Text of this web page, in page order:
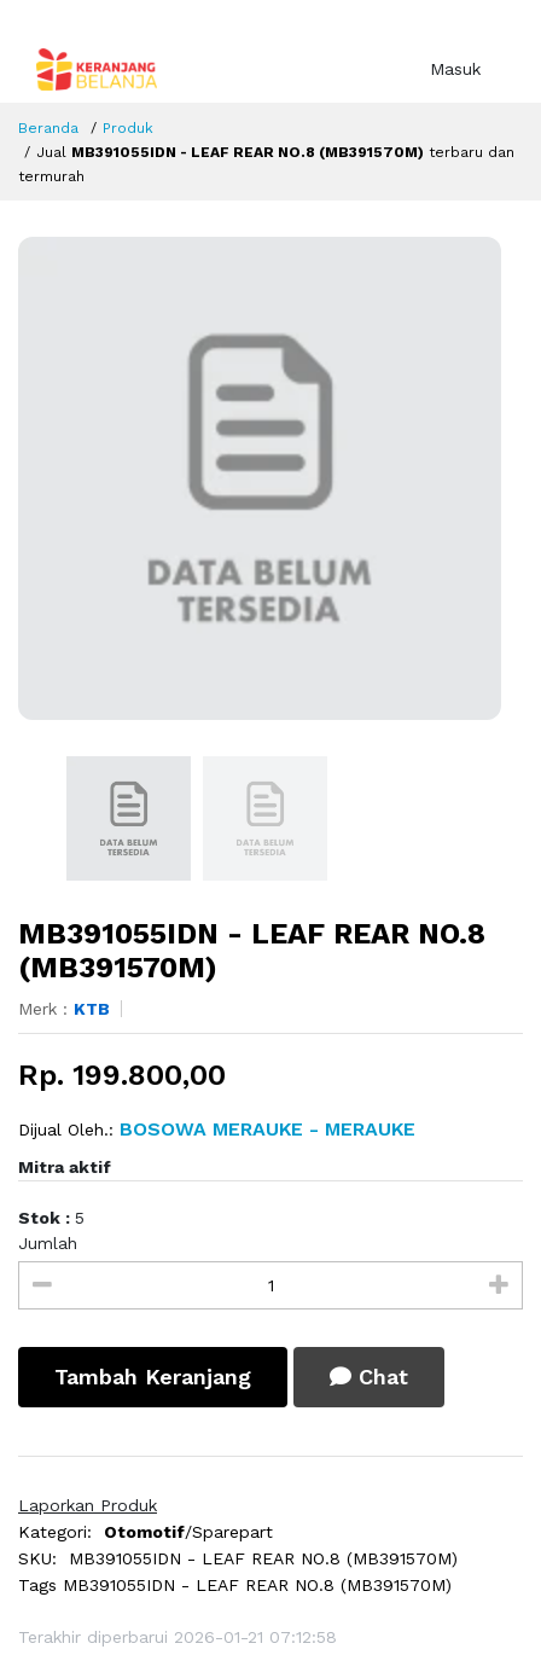
Masuk
Beranda
Produk
Jual MB391055IDN - LEAF REAR NO.8 (MB391570M) terbaru dan
termurah
MB391055IDN - LEAF REAR NO.8
(MB391570M)
Merk : KTB
Rp. 199.800,00
Dijual Oleh.: BOSOWA MERAUKE - MERAUKE
Mitra aktif
Stok : 5
Jumlah
Tambah Keranjang Chat
Laporkan Produk
Kategori:
Otomotif/Sparepart
SKU:
MB391055IDN - LEAF REAR NO.8 (MB391570M)
Tags MB391055IDN - LEAF REAR NO.8 (MB391570M)
Terakhir diperbarui 2026-01-21 07:12:58